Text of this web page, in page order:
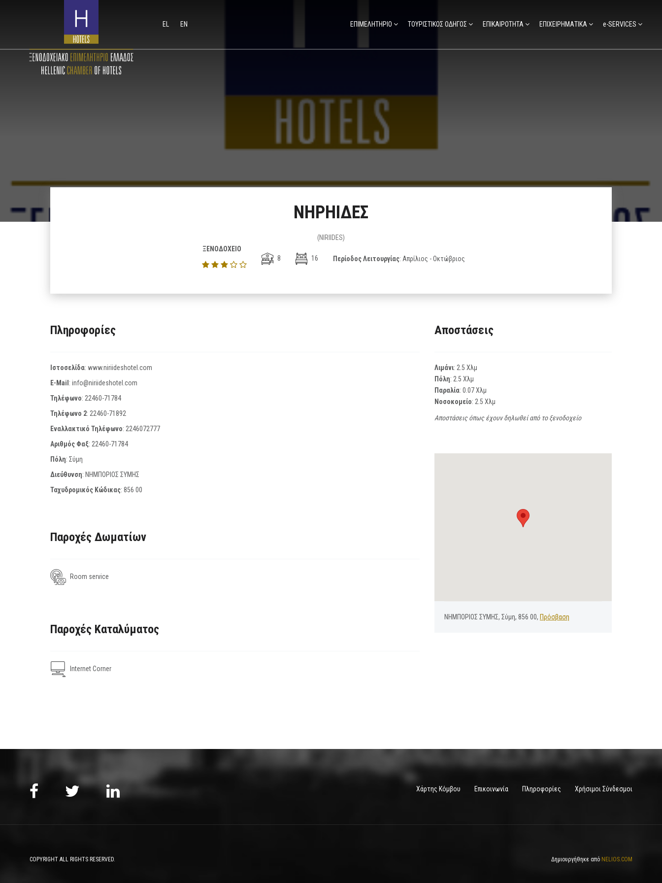
EL EN ΕΠΙΜΕΛΗΤΗΡΙΟ ΤΟΥΡΙΣΤΙΚΟΣ ΟΔΗΓΟΣ ΕΠΙΚΑΙΡΟΤΗΤΑ ΕΠΙΧΕΙΡΗΜΑΤΙΚΑ e-SERVICES
ΝΗΡΗΙΔΕΣ
(NIRIIDES)
ΞΕΝΟΔΟΧΕΙΟ
8
16 Περίοδος Λειτουργίας: Απρίλιος - Οκτώβριος
Πληροφορίες
Ιστοσελίδα: www.niriideshotel.com
E-Mail : info@niriideshotel.com
Τηλέφωνο: 22460-71784
Τηλέφωνο 2: 22460-71892
Εναλλακτικό Τηλέφωνο: 2246072777
Αριθμός Φαξ: 22460-71784
Πόλη: Σύμη
Διεύθυνση: ΝΗΜΠΟΡΙΟΣ ΣΥΜΗΣ
Ταχυδρομικός Κώδικας: 856 00
Παροχές Δωματίων
Room service
Παροχές Καταλύματος
Internet Corner
Αποστάσεις
Λιμάνι: 2.5 Χλμ
Πόλη: 2.5 Χλμ
Παραλία: 0.07 Χλμ
Νοσοκομείο: 2.5 Χλμ
Αποστάσεις όπως έχουν δηλωθεί από το ξενοδοχείο
ΝΗΜΠΟΡΙΟΣ ΣΥΜΗΣ, Σύμη, 856 00, Πρόσβαση
Χάρτης Κόμβου Επικοινωνία Πληροφορίες Χρήσιμοι Σύνδεσμοι
Δημιουργήθηκε από NELIOS.COM
COPYRIGHT ALL RIGHTS RESERVED.